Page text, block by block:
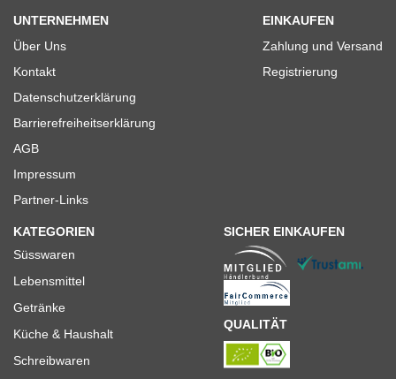
UNTERNEHMEN
Über Uns
Kontakt
Datenschutzerklärung
Barrierefreiheitserklärung
AGB
Impressum
Partner-Links
EINKAUFEN
Zahlung und Versand
Registrierung
KATEGORIEN
Süsswaren
Lebensmittel
Getränke
Küche & Haushalt
Schreibwaren
SICHER EINKAUFEN
QUALITÄT